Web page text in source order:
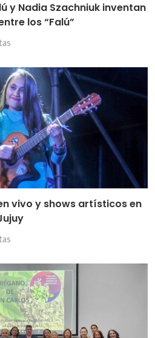
y Nadia Szachniuk inventan
los “Falú”
vivo y shows artísticos en